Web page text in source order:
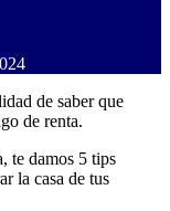
de saber que
de renta.
te damos 5 tips
la casa de tus